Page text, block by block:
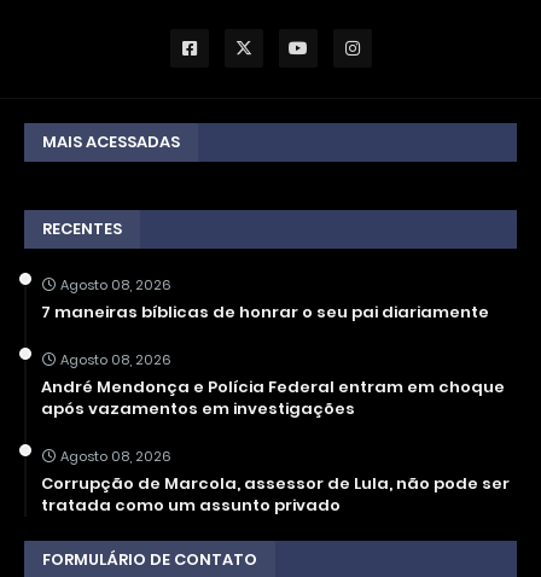
MAIS ACESSADAS
RECENTES
Agosto 08, 2026
7 maneiras bíblicas de honrar o seu pai diariamente
Agosto 08, 2026
André Mendonça e Polícia Federal entram em choque
após vazamentos em investigações
Agosto 08, 2026
Corrupção de Marcola, assessor de Lula, não pode ser
tratada como um assunto privado
FORMULÁRIO DE CONTATO